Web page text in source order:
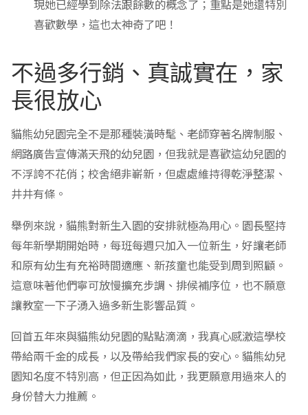
現她已經學到除法跟餘數的概念了；重點是她還特別
喜歡數學，這也太神奇了吧！
不過多行銷、真誠實在，家
長很放心
貓熊幼兒園完全不是那種裝潢時髦、老師穿著名牌制服、
網路廣告宣傳滿天飛的幼兒園，但我就是喜歡這幼兒園的
不浮誇不花俏；校舍絕非嶄新，但處處維持得乾淨整潔、
井井有條。
舉例來說，貓熊對新生入園的安排就極為用心。園長堅持
每年新學期開始時，每班每週只加入一位新生，好讓老師
和原有幼生有充裕時間適應、新孩童也能受到周到照顧。
這意味著他們寧可放慢擴充步調、排候補序位，也不願意
讓教室一下子湧入過多新生影響品質。
回首五年來與貓熊幼兒園的點點滴滴，我真心感激這學校
帶給兩千金的成長，以及帶給我們家長的安心。貓熊幼兒
園知名度不特別高，但正因為如此，我更願意用過來人的
身份替大力推薦。